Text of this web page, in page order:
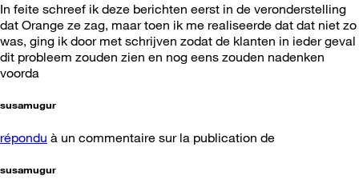
In feite schreef ik deze berichten eerst in de veronderstelling
dat Orange ze zag, maar toen ik me realiseerde dat dat niet zo
was, ging ik door met schrijven zodat de klanten in ieder geval
dit probleem zouden zien en nog eens zouden nadenken
voorda
susamugur
répondu à un commentaire sur la publication de
susamugur